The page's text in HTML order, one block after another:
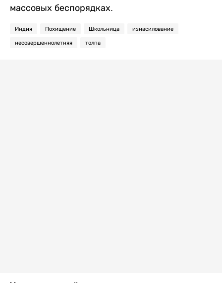
массовых беспорядках.
Индия Похищение Школьница изнасилование
несовершеннолетняя толпа